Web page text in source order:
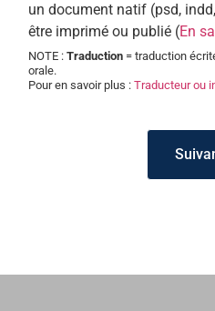
un document natif (psd,
être imprimé ou publié (En
NOTE : Traduction = traduction
orale.
Pour en savoir plus : Traducteur ou